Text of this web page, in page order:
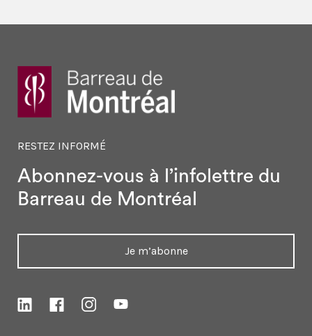
RESTEZ INFORMÉ
Abonnez-vous à l’infolettre du
Barreau de Montréal
Je m’abonne